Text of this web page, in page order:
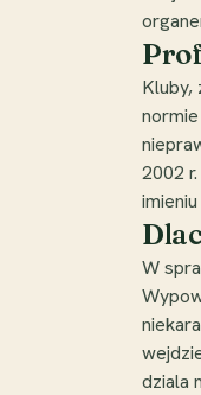
Kluby,
2002
W
dziala